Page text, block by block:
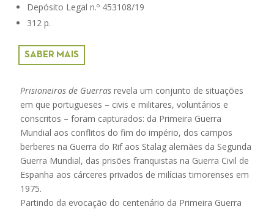
Depósito Legal n.º 453108/19
312 p.
SABER MAIS
Prisioneiros de Guerras revela um conjunto de situações
em que portugueses – civis e militares, voluntários e
conscritos – foram capturados: da Primeira Guerra
Mundial aos conflitos do fim do império, dos campos
berberes na Guerra do Rif aos Stalag alemães da Segunda
Guerra Mundial, das prisões franquistas na Guerra Civil de
Espanha aos cárceres privados de milícias timorenses em
1975.
Partindo da evocação do centenário da Primeira Guerra